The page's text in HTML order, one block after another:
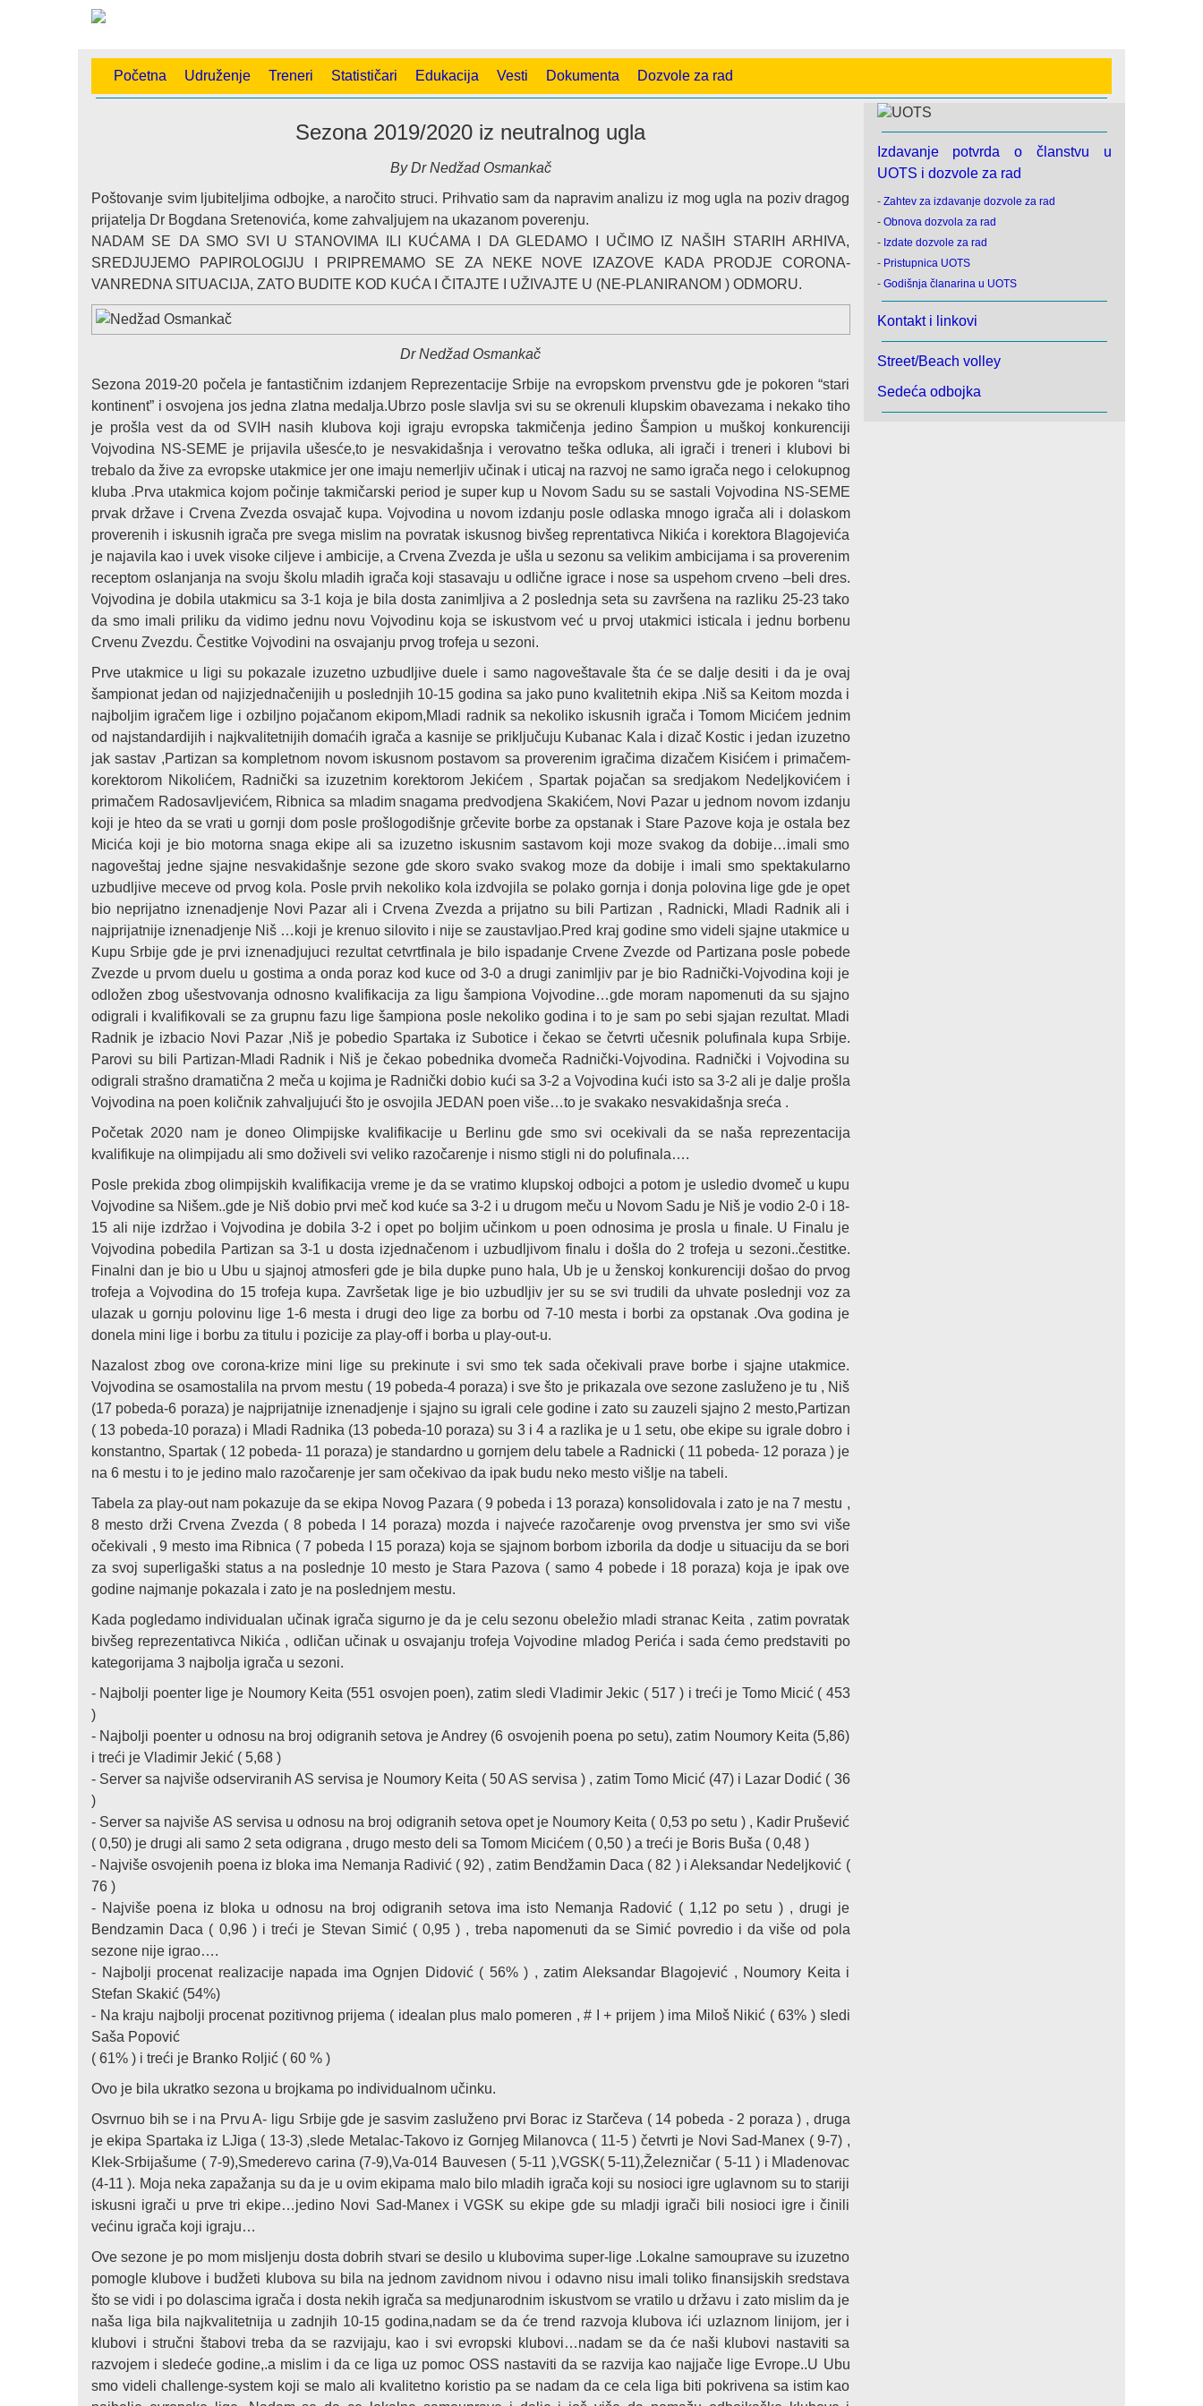
Početna Udruženje Treneri Statističari Edukacija Vesti Dokumenta Dozvole za rad
Sezona 2019/2020 iz neutralnog ugla
By Dr Nedžad Osmankač
Poštovanje svim ljubiteljima odbojke, a naročito struci. Prihvatio sam da napravim analizu iz mog ugla na poziv dragog
prijatelja Dr Bogdana Sretenovića, kome zahvaljujem na ukazanom poverenju.
NADAM SE DA SMO SVI U STANOVIMA ILI KUĆAMA I DA GLEDAMO I UČIMO IZ NAŠIH STARIH ARHIVA,
SREDJUJEMO PAPIROLOGIJU I PRIPREMAMO SE ZA NEKE NOVE IZAZOVE KADA PRODJE CORONA-
VANREDNA SITUACIJA, ZATO BUDITE KOD KUĆA I ČITAJTE I UŽIVAJTE U (NE-PLANIRANOM ) ODMORU.
Dr Nedžad Osmankač
Sezona 2019-20 počela je fantastičnim izdanjem Reprezentacije Srbije na evropskom prvenstvu gde je pokoren “stari
kontinent” i osvojena jos jedna zlatna medalja.Ubrzo posle slavlja svi su se okrenuli klupskim obavezama i nekako tiho
je prošla vest da od SVIH nasih klubova koji igraju evropska takmičenja jedino Šampion u muškoj konkurenciji
Vojvodina NS-SEME je prijavila ušesće,to je nesvakidašnja i verovatno teška odluka, ali igrači i treneri i klubovi bi
trebalo da žive za evropske utakmice jer one imaju nemerljiv učinak i uticaj na razvoj ne samo igrača nego i celokupnog
kluba .Prva utakmica kojom počinje takmičarski period je super kup u Novom Sadu su se sastali Vojvodina NS-SEME
prvak države i Crvena Zvezda osvajač kupa. Vojvodina u novom izdanju posle odlaska mnogo igrača ali i dolaskom
proverenih i iskusnih igrača pre svega mislim na povratak iskusnog bivšeg reprentativca Nikića i korektora Blagojevića
je najavila kao i uvek visoke ciljeve i ambicije, a Crvena Zvezda je ušla u sezonu sa velikim ambicijama i sa proverenim
receptom oslanjanja na svoju školu mladih igrača koji stasavaju u odlične igrace i nose sa uspehom crveno –beli dres.
Vojvodina je dobila utakmicu sa 3-1 koja je bila dosta zanimljiva a 2 poslednja seta su završena na razliku 25-23 tako
da smo imali priliku da vidimo jednu novu Vojvodinu koja se iskustvom već u prvoj utakmici isticala i jednu borbenu
Crvenu Zvezdu. Čestitke Vojvodini na osvajanju prvog trofeja u sezoni.
Prve utakmice u ligi su pokazale izuzetno uzbudljive duele i samo nagoveštavale šta će se dalje desiti i da je ovaj
šampionat jedan od najizjednačenijih u poslednjih 10-15 godina sa jako puno kvalitetnih ekipa .Niš sa Keitom mozda i
najboljim igračem lige i ozbiljno pojačanom ekipom,Mladi radnik sa nekoliko iskusnih igrača i Tomom Micićem jednim
od najstandardijih i najkvalitetnijih domaćih igrača a kasnije se priključuju Kubanac Kala i dizač Kostic i jedan izuzetno
jak sastav ,Partizan sa kompletnom novom iskusnom postavom sa proverenim igračima dizačem Kisićem i primačem-
korektorom Nikolićem, Radnički sa izuzetnim korektorom Jekićem , Spartak pojačan sa sredjakom Nedeljkovićem i
primačem Radosavljevićem, Ribnica sa mladim snagama predvodjena Skakićem, Novi Pazar u jednom novom izdanju
koji je hteo da se vrati u gornji dom posle prošlogodišnje grčevite borbe za opstanak i Stare Pazove koja je ostala bez
Micića koji je bio motorna snaga ekipe ali sa izuzetno iskusnim sastavom koji moze svakog da dobije…imali smo
nagoveštaj jedne sjajne nesvakidašnje sezone gde skoro svako svakog moze da dobije i imali smo spektakularno
uzbudljive meceve od prvog kola. Posle prvih nekoliko kola izdvojila se polako gornja i donja polovina lige gde je opet
bio neprijatno iznenadjenje Novi Pazar ali i Crvena Zvezda a prijatno su bili Partizan , Radnicki, Mladi Radnik ali i
najprijatnije iznenadjenje Niš …koji je krenuo silovito i nije se zaustavljao.Pred kraj godine smo videli sjajne utakmice u
Kupu Srbije gde je prvi iznenadjujuci rezultat cetvrtfinala je bilo ispadanje Crvene Zvezde od Partizana posle pobede
Zvezde u prvom duelu u gostima a onda poraz kod kuce od 3-0 a drugi zanimljiv par je bio Radnički-Vojvodina koji je
odložen zbog ušestvovanja odnosno kvalifikacija za ligu šampiona Vojvodine…gde moram napomenuti da su sjajno
odigrali i kvalifikovali se za grupnu fazu lige šampiona posle nekoliko godina i to je sam po sebi sjajan rezultat. Mladi
Radnik je izbacio Novi Pazar ,Niš je pobedio Spartaka iz Subotice i čekao se četvrti učesnik polufinala kupa Srbije.
Parovi su bili Partizan-Mladi Radnik i Niš je čekao pobednika dvomeča Radnički-Vojvodina. Radnički i Vojvodina su
odigrali strašno dramatična 2 meča u kojima je Radnički dobio kući sa 3-2 a Vojvodina kući isto sa 3-2 ali je dalje prošla
Vojvodina na poen količnik zahvaljujući što je osvojila JEDAN poen više…to je svakako nesvakidašnja sreća .
Početak 2020 nam je doneo Olimpijske kvalifikacije u Berlinu gde smo svi ocekivali da se naša reprezentacija
kvalifikuje na olimpijadu ali smo doživeli svi veliko razočarenje i nismo stigli ni do polufinala….
Posle prekida zbog olimpijskih kvalifikacija vreme je da se vratimo klupskoj odbojci a potom je usledio dvomeč u kupu
Vojvodine sa Nišem..gde je Niš dobio prvi meč kod kuće sa 3-2 i u drugom meču u Novom Sadu je Niš je vodio 2-0 i 18-
15 ali nije izdržao i Vojvodina je dobila 3-2 i opet po boljim učinkom u poen odnosima je prosla u finale. U Finalu je
Vojvodina pobedila Partizan sa 3-1 u dosta izjednačenom i uzbudljivom finalu i došla do 2 trofeja u sezoni..čestitke.
Finalni dan je bio u Ubu u sjajnoj atmosferi gde je bila dupke puno hala, Ub je u ženskoj konkurenciji došao do prvog
trofeja a Vojvodina do 15 trofeja kupa. Završetak lige je bio uzbudljiv jer su se svi trudili da uhvate poslednji voz za
ulazak u gornju polovinu lige 1-6 mesta i drugi deo lige za borbu od 7-10 mesta i borbi za opstanak .Ova godina je
donela mini lige i borbu za titulu i pozicije za play-off i borba u play-out-u.
Nazalost zbog ove corona-krize mini lige su prekinute i svi smo tek sada očekivali prave borbe i sjajne utakmice.
Vojvodina se osamostalila na prvom mestu ( 19 pobeda-4 poraza) i sve što je prikazala ove sezone zasluženo je tu , Niš
(17 pobeda-6 poraza) je najprijatnije iznenadjenje i sjajno su igrali cele godine i zato su zauzeli sjajno 2 mesto,Partizan
( 13 pobeda-10 poraza) i Mladi Radnika (13 pobeda-10 poraza) su 3 i 4 a razlika je u 1 setu, obe ekipe su igrale dobro i
konstantno, Spartak ( 12 pobeda- 11 poraza) je standardno u gornjem delu tabele a Radnicki ( 11 pobeda- 12 poraza ) je
na 6 mestu i to je jedino malo razočarenje jer sam očekivao da ipak budu neko mesto višlje na tabeli.
Tabela za play-out nam pokazuje da se ekipa Novog Pazara ( 9 pobeda i 13 poraza) konsolidovala i zato je na 7 mestu ,
8 mesto drži Crvena Zvezda ( 8 pobeda I 14 poraza) mozda i najveće razočarenje ovog prvenstva jer smo svi više
očekivali , 9 mesto ima Ribnica ( 7 pobeda I 15 poraza) koja se sjajnom borbom izborila da dodje u situaciju da se bori
za svoj superligaški status a na poslednje 10 mesto je Stara Pazova ( samo 4 pobede i 18 poraza) koja je ipak ove
godine najmanje pokazala i zato je na poslednjem mestu.
Kada pogledamo individualan učinak igrača sigurno je da je celu sezonu obeležio mladi stranac Keita , zatim povratak
bivšeg reprezentativca Nikića , odličan učinak u osvajanju trofeja Vojvodine mladog Perića i sada ćemo predstaviti po
kategorijama 3 najbolja igrača u sezoni.
- Najbolji poenter lige je Noumory Keita (551 osvojen poen), zatim sledi Vladimir Jekic ( 517 ) i treći je Tomo Micić ( 453
)
- Najbolji poenter u odnosu na broj odigranih setova je Andrey (6 osvojenih poena po setu), zatim Noumory Keita (5,86)
i treći je Vladimir Jekić ( 5,68 )
- Server sa najviše odserviranih AS servisa je Noumory Keita ( 50 AS servisa ) , zatim Tomo Micić (47) i Lazar Dodić ( 36
)
- Server sa najviše AS servisa u odnosu na broj odigranih setova opet je Noumory Keita ( 0,53 po setu ) , Kadir Prušević
( 0,50) je drugi ali samo 2 seta odigrana , drugo mesto deli sa Tomom Micićem ( 0,50 ) a treći je Boris Buša ( 0,48 )
- Najviše osvojenih poena iz bloka ima Nemanja Radivić ( 92) , zatim Bendžamin Daca ( 82 ) i Aleksandar Nedeljković (
76 )
- Najviše poena iz bloka u odnosu na broj odigranih setova ima isto Nemanja Radović ( 1,12 po setu ) , drugi je
Bendzamin Daca ( 0,96 ) i treći je Stevan Simić ( 0,95 ) , treba napomenuti da se Simić povredio i da više od pola
sezone nije igrao….
- Najbolji procenat realizacije napada ima Ognjen Didović ( 56% ) , zatim Aleksandar Blagojević , Noumory Keita i
Stefan Skakić (54%)
- Na kraju najbolji procenat pozitivnog prijema ( idealan plus malo pomeren , # I + prijem ) ima Miloš Nikić ( 63% ) sledi
Saša Popović
( 61% ) i treći je Branko Roljić ( 60 % )
Ovo je bila ukratko sezona u brojkama po individualnom učinku.
Osvrnuo bih se i na Prvu A- ligu Srbije gde je sasvim zasluženo prvi Borac iz Starčeva ( 14 pobeda - 2 poraza ) , druga
je ekipa Spartaka iz LJiga ( 13-3) ,slede Metalac-Takovo iz Gornjeg Milanovca ( 11-5 ) četvrti je Novi Sad-Manex ( 9-7) ,
Klek-Srbijašume ( 7-9),Smederevo carina (7-9),Va-014 Bauvesen ( 5-11 ),VGSK( 5-11),Železničar ( 5-11 ) i Mladenovac
(4-11 ). Moja neka zapažanja su da je u ovim ekipama malo bilo mladih igrača koji su nosioci igre uglavnom su to stariji
iskusni igrači u prve tri ekipe…jedino Novi Sad-Manex i VGSK su ekipe gde su mladji igrači bili nosioci igre i činili
većinu igrača koji igraju…
Ove sezone je po mom misljenju dosta dobrih stvari se desilo u klubovima super-lige .Lokalne samouprave su izuzetno
pomogle klubove i budžeti klubova su bila na jednom zavidnom nivou i odavno nisu imali toliko finansijskih sredstava
što se vidi i po dolascima igrača i dosta nekih igrača sa medjunarodnim iskustvom se vratilo u državu i zato mislim da je
naša liga bila najkvalitetnija u zadnjih 10-15 godina,nadam se da će trend razvoja klubova ići uzlaznom linijom, jer i
klubovi i stručni štabovi treba da se razvijaju, kao i svi evropski klubovi…nadam se da će naši klubovi nastaviti sa
razvojem i sledeće godine,.a mislim i da ce liga uz pomoc OSS nastaviti da se razvija kao najjače lige Evrope..U Ubu
smo videli challenge-system koji se malo ali kvalitetno koristio pa se nadam da ce cela liga biti pokrivena sa istim kao
Izdavanje potvrda o članstvu u
UOTS i dozvole za rad
- Zahtev za izdavanje dozvole za rad
- Obnova dozvola za rad
- Izdate dozvole za rad
- Pristupnica UOTS
- Godišnja članarina u UOTS
Kontakt i linkovi
Street/Beach volley
Sedeća odbojka